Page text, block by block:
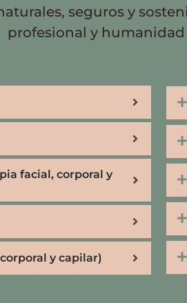
seguros y
profesional y
facial, corporal y
y capilar)